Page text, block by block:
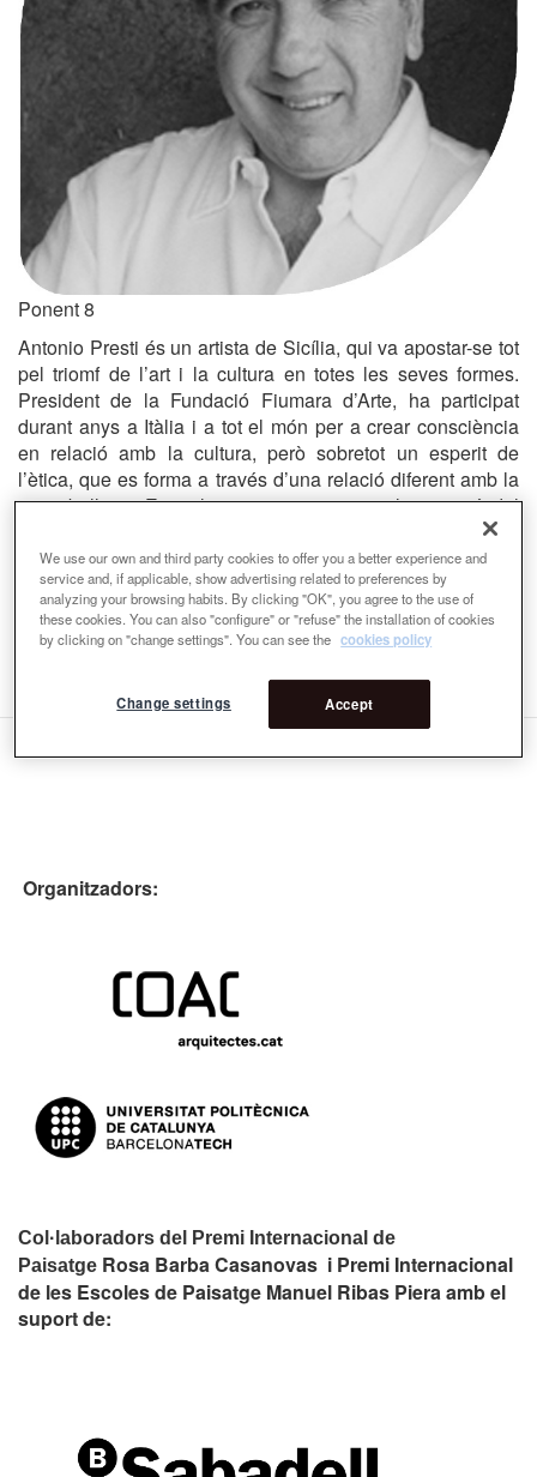
Ponent 8
Antonio Presti és un artista de Sicília, qui va apostar-se tot
pel triomf de l’art i la cultura en totes les seves formes.
President de la Fundació Fiumara d’Arte, ha participat
durant anys a Itàlia i a tot el món per a crear consciència
en relació amb la cultura, però sobretot un esperit de
l’ètica, que es forma a través d’una relació diferent amb la
seva bellesa. Entre les seves iniciatives: la creació del
parc d’escultures al Vall dels Nebrodis a Sicília, el Museu
d’Art Contemporani Atelier sul Mare, etc.
Premi
Ponents
8va Ponents
Organitzadors:
Col·laboradors del Premi Internacional de
Paisatge Rosa Barba Casanovas i Premi Internacional
de les Escoles de Paisatge Manuel Ribas Piera amb el
suport de:
We use our own and third party cookies to offer you a better experience and
service and, if applicable, show advertising related to preferences by
analyzing your browsing habits. By clicking "OK", you agree to the use of
these cookies. You can also "configure" or "refuse" the installation of cookies
by clicking on "change settings". You can see the cookies policy
Accept
Change settings